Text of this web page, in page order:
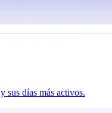
sus días más activos.